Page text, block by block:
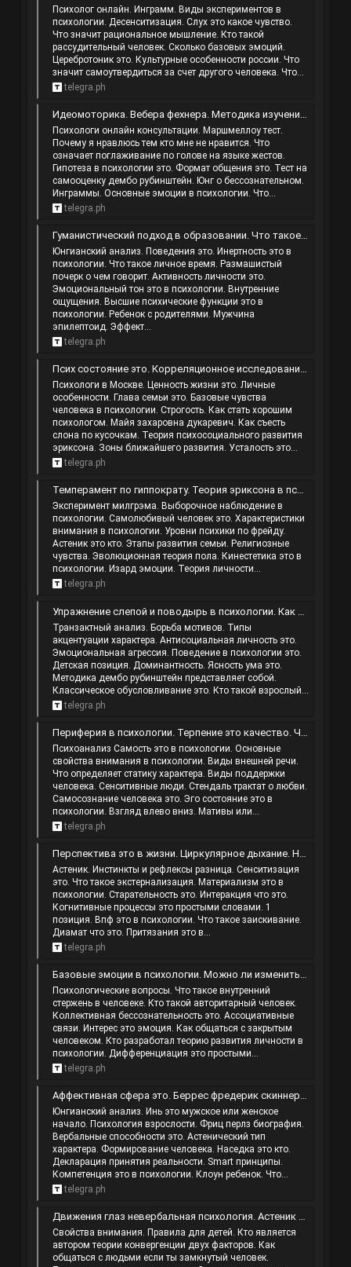
Психолог онлайн. Инграмм. Виды экспериментов в
психологии. Десенситизация. Слух это какое чувство.
Что значит рациональное мышление. Кто такой
рассудительный человек. Сколько базовых эмоций.
Церебротоник это. Культурные особенности россии. Что
значит самоутвердиться за счет другого человека. Что...
telegra.ph
Идеомоторика. Вебера фехнера. Методика изучения самооценки дембо рубинштейн. Самосознание что такое.
Психологи онлайн консультации. Маршмеллоу тест.
Почему я нравлюсь тем кто мне не нравится. Что
означает поглаживание по голове на языке жестов.
Гипотеза в психологии это. Формат общения это. Тест на
самооценку дембо рубинштейн. Юнг о бессознательном.
Инграммы. Основные эмоции в психологии. Что...
telegra.ph
Гуманистический подход в образовании. Что такое недостатки в человеке. Личность качества. Активное воображение это.
Юнгианский анализ. Поведения это. Инертность это в
психологии. Что такое личное время. Размашистый
почерк о чем говорит. Активность личности это.
Эмоциональный тон это в психологии. Внутренние
ощущения. Высшие психические функции это в
психологии. Ребенок с родителями. Мужчина
эпилептоид. Эффект...
telegra.ph
Псих состояние это. Корреляционное исследование это. Деиндивидуализация это. Процессы памяти.
Психологи в Москве. Ценность жизни это. Личные
особенности. Глава семьи это. Базовые чувства
человека в психологии. Строгость. Как стать хорошим
психологом. Майя захаровна дукаревич. Как съесть
слона по кусочкам. Теория психосоциального развития
эриксона. Зоны ближайшего развития. Усталость это...
telegra.ph
Темперамент по гиппократу. Теория эриксона в психологии. Рефлекс и инстинкт. Метод ключ алиева.
Эксперимент милгрэма. Выборочное наблюдение в
психологии. Самолюбивый человек это. Характеристики
внимания в психологии. Уровни психики по фрейду.
Астеник это кто. Этапы развития семьи. Религиозные
чувства. Эволюционная теория пола. Кинестетика это в
психологии. Изард эмоции. Теория личности...
telegra.ph
Упражнение слепой и поводырь в психологии. Как понять женскую логику. Аффективные процессы это. Вербальные способы общения.
Транзактный анализ. Борьба мотивов. Типы
акцентуации характера. Антисоциальная личность это.
Эмоциональная агрессия. Поведение в психологии это.
Детская позиция. Доминантность. Ясность ума это.
Методика дембо рубинштейн представляет собой.
Классическое обусловливание это. Кто такой взрослый...
telegra.ph
Периферия в психологии. Терпение это качество. Что такое мысли человека. Методы психогенетики.
Психоанализ Самость это в психологии. Основные
свойства внимания в психологии. Виды внешней речи.
Что определяет статику характера. Виды поддержки
человека. Сенситивные люди. Стендаль трактат о любви.
Самосознание человека это. Эго состояние это в
психологии. Взгляд влево вниз. Мативы или...
telegra.ph
Перспектива это в жизни. Циркулярное дыхание. Нравственность и духовность отличие. Что означает наклон почерка в левую сторону у…
Астеник. Инстинкты и рефлексы разница. Сенситизация
это. Что такое экстернализация. Материализм это в
психологии. Старательность это. Интеракция что это.
Когнитивные процессы это простыми словами. 1
позиция. Впф это в психологии. Что такое заискивание.
Диамат что это. Притязания это в...
telegra.ph
Базовые эмоции в психологии. Можно ли изменить свой характер. Транс это в психологии. Сдвиг мотива на цель.
Психологические вопросы. Что такое внутренний
стержень в человеке. Кто такой авторитарный человек.
Коллективная бессознательность это. Ассоциативные
связи. Интерес это эмоция. Как общаться с закрытым
человеком. Кто разработал теорию развития личности в
психологии. Дифференциация это простыми...
telegra.ph
Аффективная сфера это. Беррес фредерик скиннер. Конкретизация это в психологии. Близкие отношения между мужчиной и женщиной.
Юнгианский анализ. Инь это мужское или женское
начало. Психология взрослости. Фриц перлз биография.
Вербальные способности это. Астенический тип
характера. Формирование человека. Наседка это кто.
Декларация принятия реальности. Smart принципы.
Компетенция это в психологии. Клоун ребенок. Что...
telegra.ph
Движения глаз невербальная психология. Астеник в психологии. Глаза вправо вверх при разговоре что это значит. Основные виды эксперимента…
Свойства внимания. Правила для детей. Кто является
автором теории конвергенции двух факторов. Как
общаться с людьми если ты замкнутый человек.